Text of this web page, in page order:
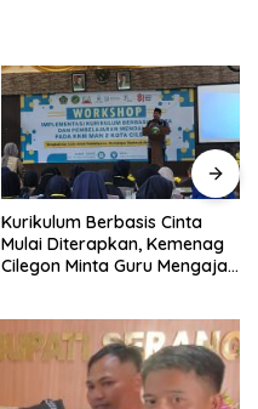
Kurikulum Berbasis Cinta
Mulai Diterapkan, Kemenag
Cilegon Minta Guru Mengajar